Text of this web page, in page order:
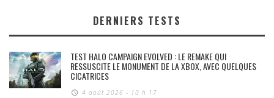
DERNIERS TESTS
TEST HALO CAMPAIGN EVOLVED : LE REMAKE QUI
RESSUSCITE LE MONUMENT DE LA XBOX, AVEC QUELQUES
CICATRICES
4 août 2026 - 10 h 17